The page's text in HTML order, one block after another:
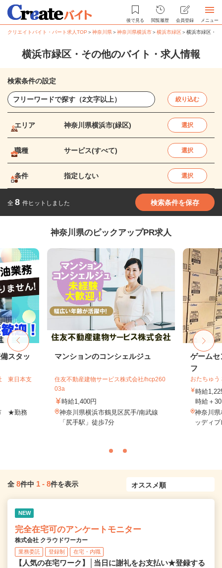
後で見る 閲覧履歴 会員登録 メニュー
クリエイトバイト・パート求人TOP ＞神奈川県＞神奈川県横浜市＞横浜市緑区＞横浜市緑区・
横浜市緑区・その他のバイト・求人情報
検索条件の設定
絞り込む
エリア 神奈川県横浜市(緑区) 選択
職種 サービス(すべて) 選択
条件 指定しない 選択
全 8 件ヒットしました 検索条件を保存
神奈川県のピックアップPR求人
スタッ
東日本支
★勤務
マンションのコンシェルジュ
住友不動産建物サービス株式会社/hcp260
03a
時給1,400円
神奈川県横浜市鶴見区尻手/南武線
「尻手駅」徒歩7分
ゲームセ
フ
おたちゅう
時給
時給＋
神奈川県
ッディ
全 8件中 1 - 8件を表示
NEW
完全在宅可のアンケートモニター
株式会社 クラウドワーカー
業務委託 登録制 在宅・内職
【人気の在宅ワーク】│当日に謝礼をお支払い★登録する